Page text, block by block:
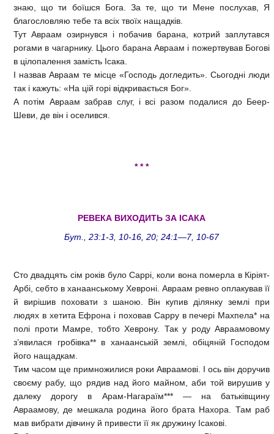
знаю, що ти боїшся Бога. За те, що ти Мене послухав, Я
благословляю тебе та всіх твоїх нащадків.
Тут Авраам озирнувся і побачив барана, котрий заплутався
рогами в чагарнику. Цього барана Авраам і пожертвував Богові
в цілопалення замість Ісака.
І назвав Авраам те місце «Господь догледить». Сьогодні люди
так і кажуть: «На цій горі відкривається Бог».
А потім Авраам забрав слуг, і всі разом подалися до Беер-
Шеви, де він і оселився.
* * *
РЕВЕКА ВИХОДИТЬ ЗА ІСАКА
Бут., 23:1-3, 10-16, 20; 24:1—7, 10-67
Сто двадцять сім років було Саррі, коли вона померла в Кіріят-
Арбі, себто в ханаанському Хевроні. Авраам ревно оплакував її
й вирішив поховати з шаною. Він купив ділянку землі при
людях в хетита Ефрона і поховав Сарру в печері Махпела* на
полі проти Мамре, тобто Хеврону. Так у роду Авраамовому
з’явилася гробівка** в ханаанській землі, обіцяній Господом
його нащадкам.
Тим часом ще примножилися роки Авраамові. І ось він доручив
своєму рабу, що рядив над його майном, аби той вирушив у
далеку дорогу в Арам-Нагараїм*** — на батьківщину
Авраамову, де мешкала родина його брата Нахора. Там раб
мав вибрати дівчину й привести її як дружину Ісакові.